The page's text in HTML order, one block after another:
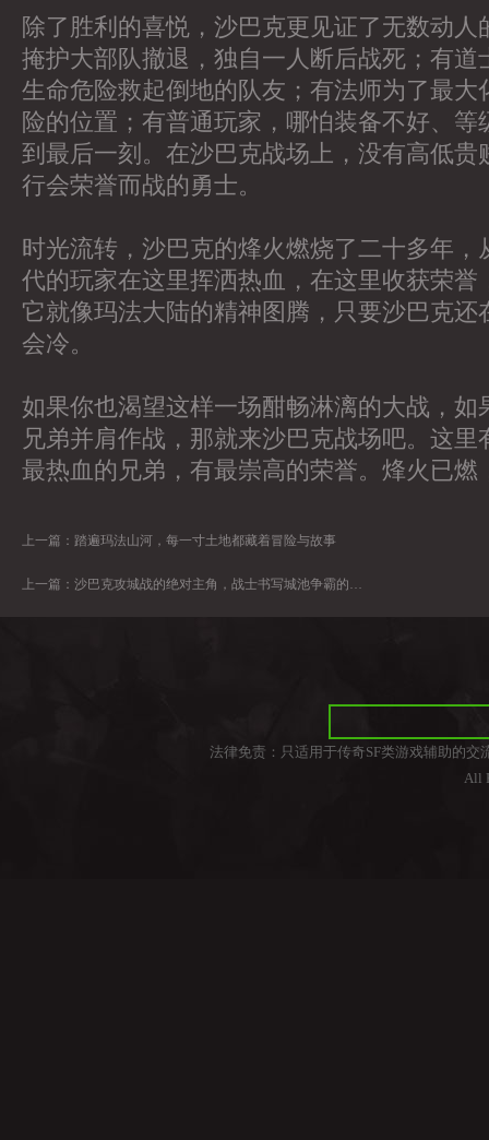
除了胜利的喜悦，沙巴克更见证了无数动人
掩护大部队撤退，独自一人断后战死；有道
生命危险救起倒地的队友；有法师为了最大
险的位置；有普通玩家，哪怕装备不好、等
到最后一刻。在沙巴克战场上，没有高低贵
行会荣誉而战的勇士。
时光流转，沙巴克的烽火燃烧了二十多年，
代的玩家在这里挥洒热血，在这里收获荣誉
它就像玛法大陆的精神图腾，只要沙巴克还
会冷。
如果你也渴望这样一场酣畅淋漓的大战，如
兄弟并肩作战，那就来沙巴克战场吧。这
最热血的兄弟，有最崇高的荣誉。烽火已燃
上一篇： 踏遍玛法山河，每一寸土地都藏着冒险与故事
上一篇： 沙巴克攻城战的绝对主角，战士书写城池争霸的千年荣光
法律免责：只适用于传奇SF类游戏辅助的
All